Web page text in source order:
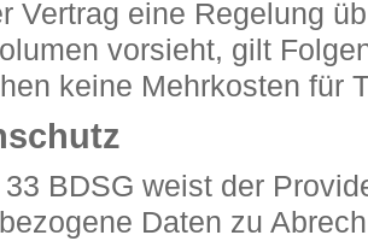
Vertrag eine Regelung
vorsieht, gilt
keine Mehrkosten für
BDSG weist der
Daten zu